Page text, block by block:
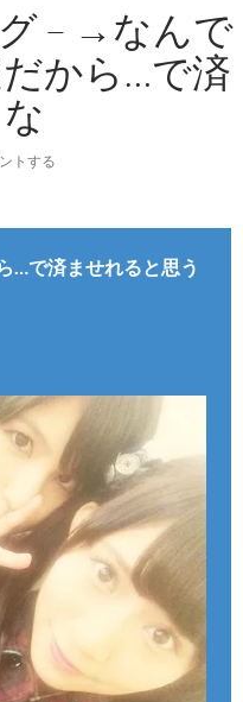
– →なんで
から…で済
トする
…で済ませれると思う